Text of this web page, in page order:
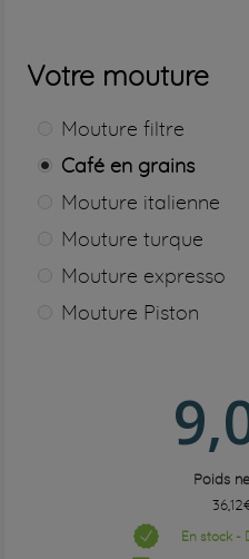
Poids
En stock -
Votre mouture
Mouture filtre
Café en grains
Mouture italienne
Mouture turque
Mouture expresso
Mouture Piston